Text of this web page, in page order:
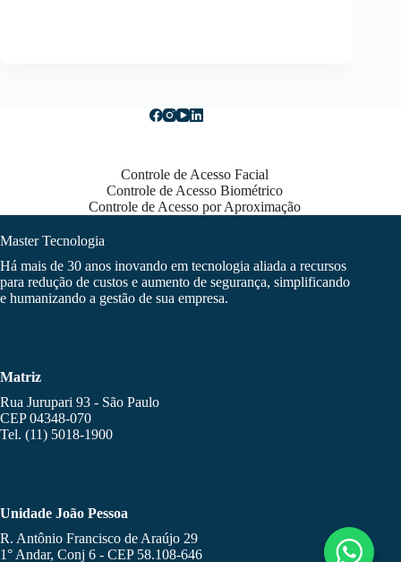
Controle de Acesso Facial
Controle de Acesso Biométrico
Controle de Acesso por Aproximação
Master Tecnologia
Há mais de 30 anos inovando em tecnologia aliada a recursos
para redução de custos e aumento de segurança, simplificando
e humanizando a gestão de sua empresa.
Matriz
Rua Jurupari 93 - São Paulo
CEP 04348-070
Tel. (11) 5018-1900
Unidade João Pessoa
R. Antônio Francisco de Araújo 29
1° Andar, Conj 6 - CEP 58.108-646